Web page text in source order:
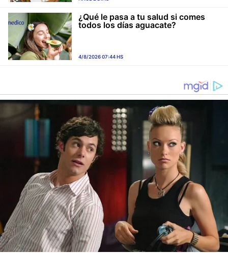
¿Qué le pasa a tu salud si comes
todos los días aguacate?
4/8/2026 07:44 HS